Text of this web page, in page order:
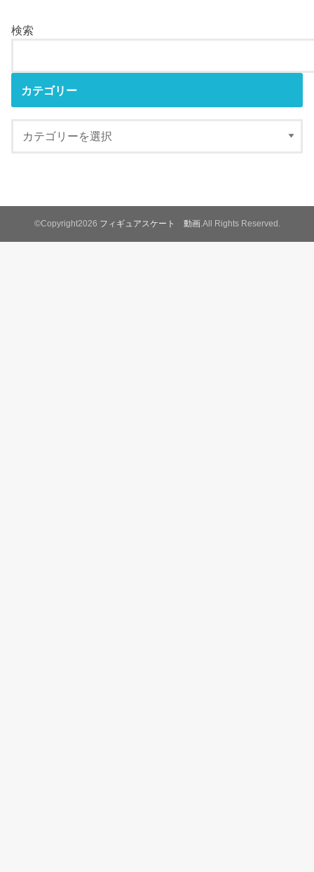
検索
カテゴリー
©Copyright2026 フィギュアスケート 動画.All Rights Reserved.